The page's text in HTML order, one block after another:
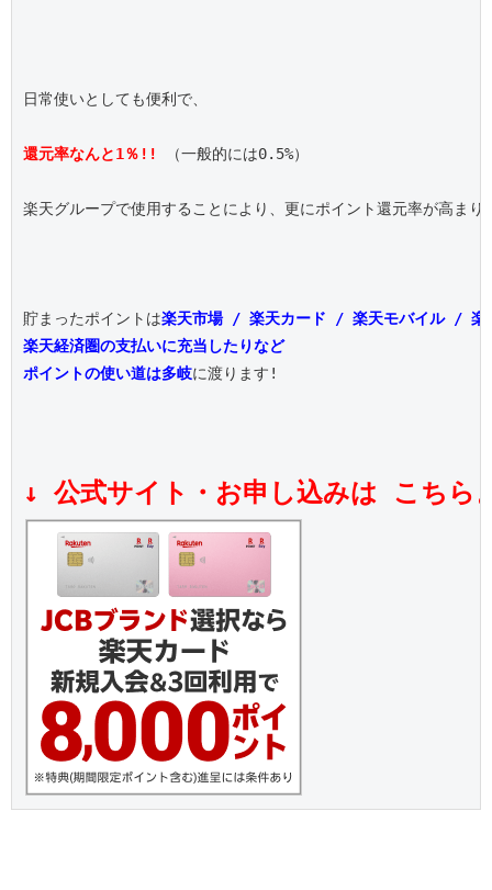
日常使いとしても便利で、
還元率なんと1％!! （一般的には0.5%）
楽天グループで使用することにより、更にポイント還元率が高まり
貯まったポイントは楽天市場 / 楽天カード / 楽天モバイル / 楽
楽天経済圏の支払いに充当したりなど
ポイントの使い道は多岐に渡ります!
↓ 公式サイト・お申し込みは こちら